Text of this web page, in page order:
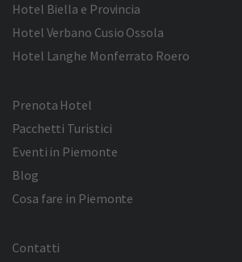
Hotel Biella e Provincia
Hotel Verbano Cusio Ossola
Hotel Langhe Monferrato Roero
Prenota Hotel
Pacchetti Turistici
Eventi in Piemonte
Blog
Cosa fare in Piemonte
Contatti